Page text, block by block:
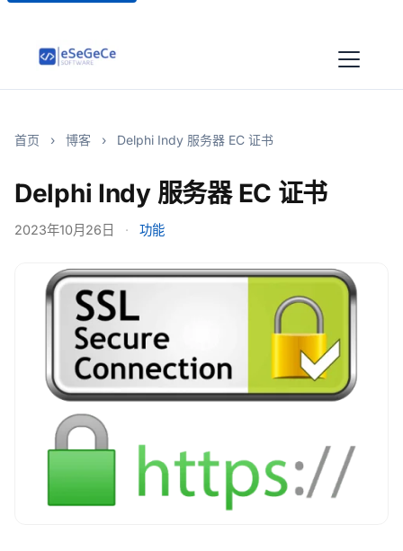
首页 › 博客 › Delphi Indy 服务器 EC 证书
Delphi Indy 服务器 EC 证书
2023年10月26日 · 功能